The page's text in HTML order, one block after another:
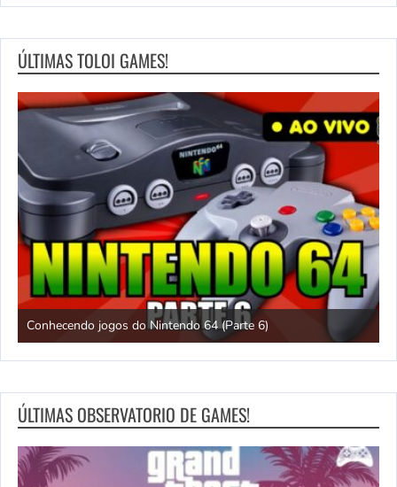
ÚLTIMAS TOLOI GAMES!
Conhecendo jogos do Nintendo 64 (Parte 6)
ÚLTIMAS OBSERVATORIO DE GAMES!